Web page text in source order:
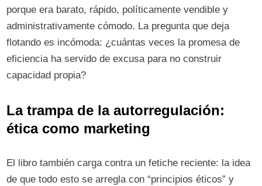
porque era barato, rápido, políticamente vendible y
administrativamente cómodo. La pregunta que deja
flotando es incómoda: ¿cuántas veces la promesa de
eficiencia ha servido de excusa para no construir
capacidad propia?
La trampa de la autorregulación:
ética como marketing
El libro también carga contra un fetiche reciente: la idea
de que todo esto se arregla con “principios éticos” y